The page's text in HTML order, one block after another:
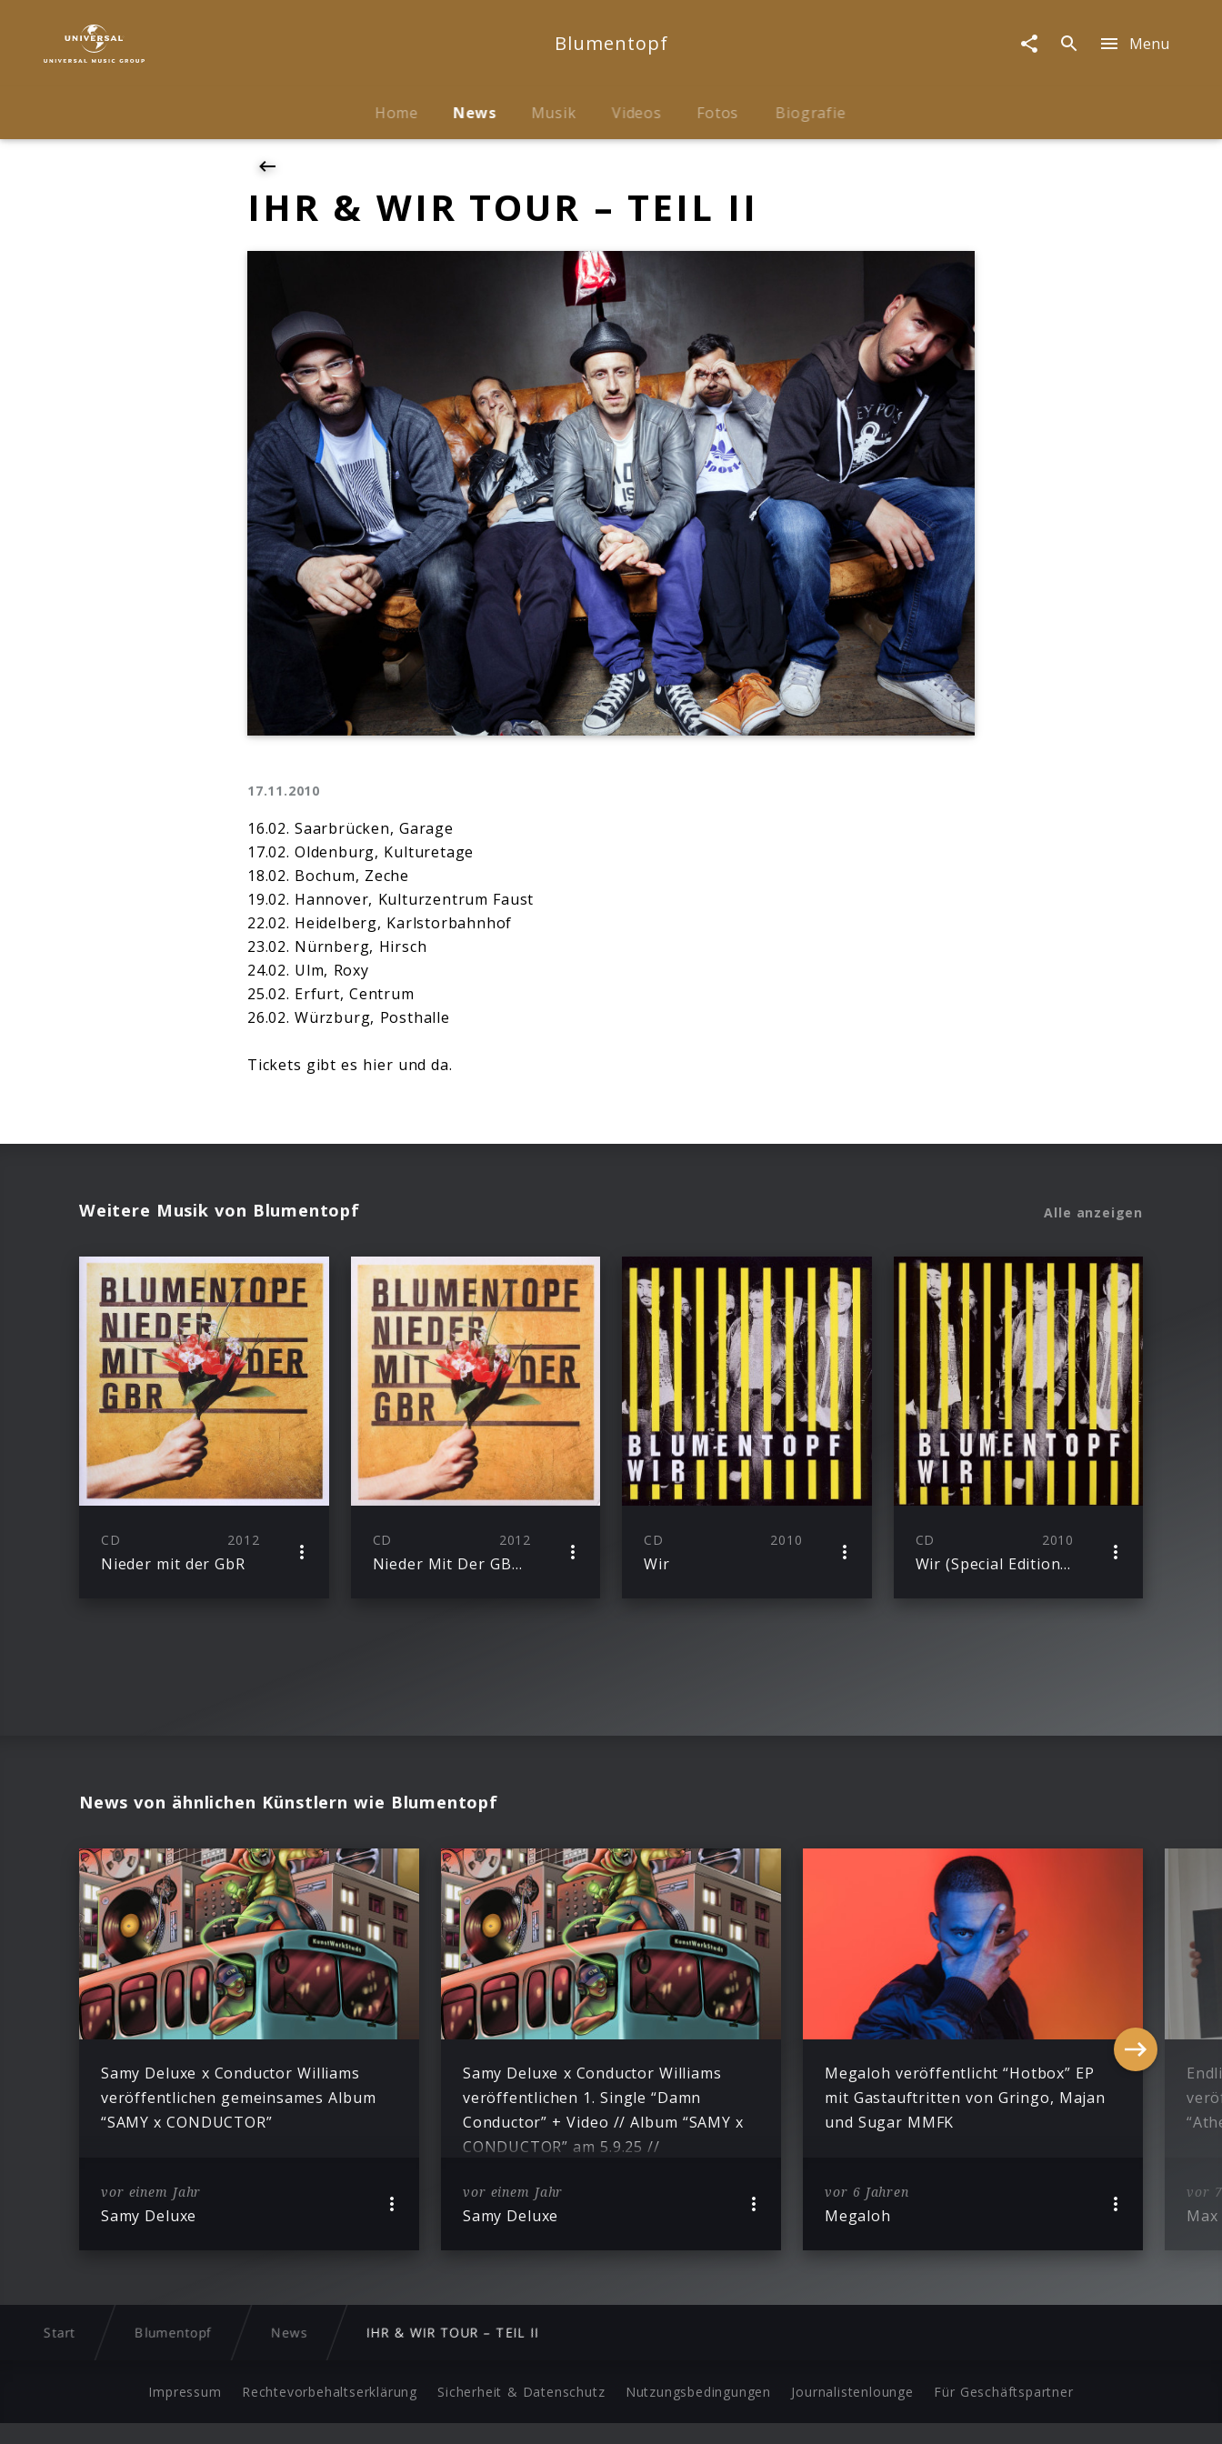
WIR
Blumentopf Menu
Home News Musik Videos Fotos Biografie
IHR & WIR TOUR – TEIL II
17.11.2010
16.02. Saarbrücken, Garage
17.02. Oldenburg, Kulturetage
18.02. Bochum, Zeche
19.02. Hannover, Kulturzentrum Faust
22.02. Heidelberg, Karlstorbahnhof
23.02. Nürnberg, Hirsch
24.02. Ulm, Roxy
25.02. Erfurt, Centrum
26.02. Würzburg, Posthalle
Tickets gibt es hier und da.
Weitere Musik von Blumentopf Alle anzeigen
CD 2012
Nieder mit der GbR
CD 2012
Nieder Mit Der GBR (Deluxe Edition): Blumentopf
CD 2010
Wir
CD 2010
Wir (Special Edition): Blumentopf
News von ähnlichen Künstlern wie Blumentopf
Samy Deluxe x Conductor Williams
veröffentlichen gemeinsames Album
“SAMY x CONDUCTOR”
vor einem Jahr
Samy Deluxe
Samy Deluxe x Conductor Williams
veröffentlichen 1. Single “Damn
Conductor” + Video // Album “SAMY x
CONDUCTOR” am 5.9.25 //
vor einem Jahr
Samy Deluxe
Megaloh veröffentlicht “Hotbox” EP
mit Gastauftritten von Gringo, Majan
und Sugar MMFK
vor 6 Jahren
Megaloh
vor
Start Blumentopf News IHR & WIR TOUR – TEIL II
Impressum Rechtevorbehaltserklärung Sicherheit & Datenschutz Nutzungsbedingungen Journalistenlounge Für Geschäftspartner